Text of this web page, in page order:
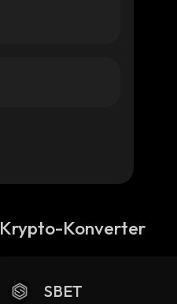
Krypto-Konverter
SBET